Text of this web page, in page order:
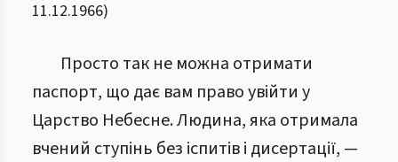
11.12.1966)
Просто так не можна отримати
паспорт, що дає вам право увійти у
Царство Небесне. Людина, яка отримала
вчений ступінь без іспитів і дисертації, —